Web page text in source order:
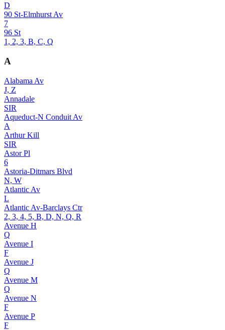
D
90 St-Elmhurst Av
7
96 St
1, 2, 3, B, C, Q
A
Alabama Av
J, Z
Annadale
SIR
Aqueduct-N Conduit Av
A
Arthur Kill
SIR
Astor Pl
6
Astoria-Ditmars Blvd
N, W
Atlantic Av
L
Atlantic Av-Barclays Ctr
2, 3, 4, 5, B, D, N, Q, R
Avenue H
Q
Avenue I
F
Avenue J
Q
Avenue M
Q
Avenue N
F
Avenue P
F